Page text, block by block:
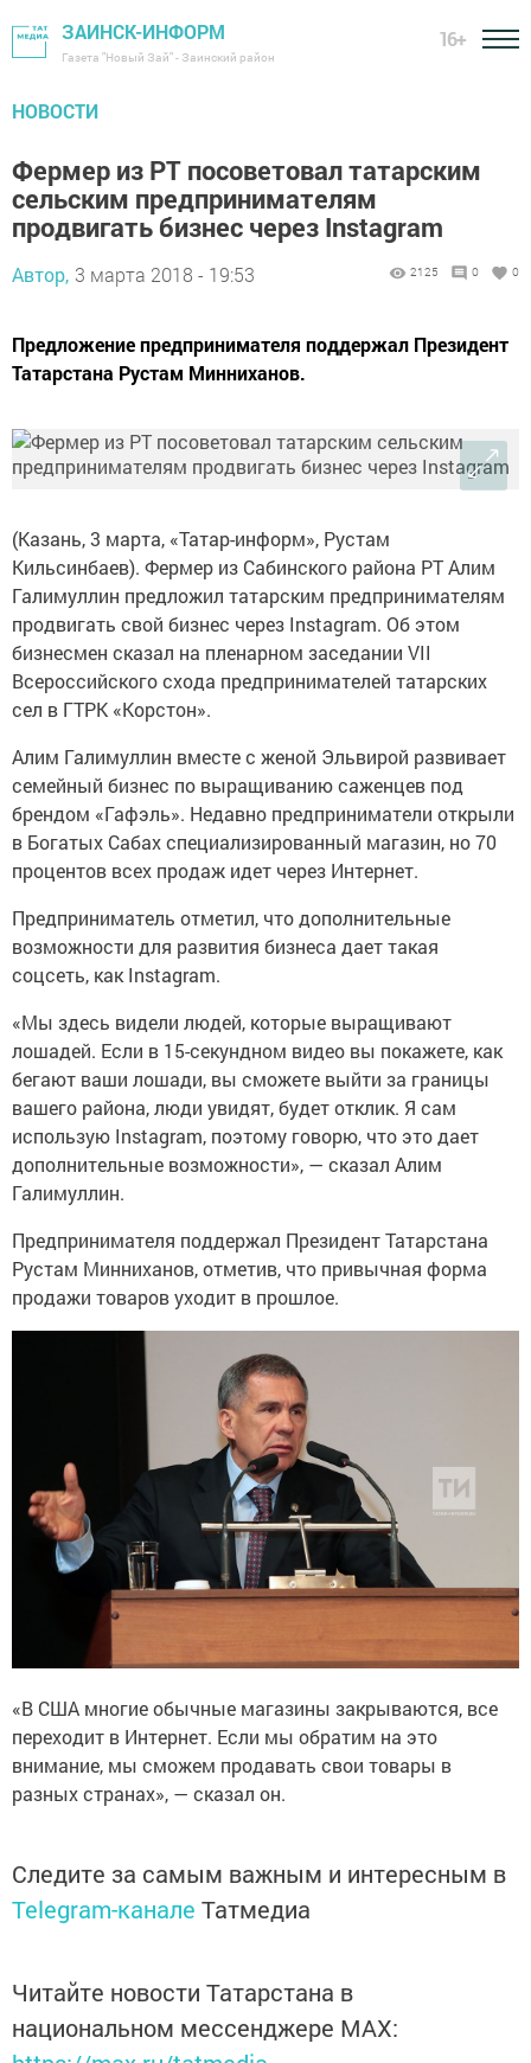
ЗАИНСК-ИНФОРМ
Газета "Новый Зай" - Заинский район
16+
НОВОСТИ
Фермер из РТ посоветовал татарским
сельским предпринимателям
продвигать бизнес через Instagram
Автор, 3 марта 2018 - 19:53 2125 0 0
Предложение предпринимателя поддержал Президент
Татарстана Рустам Минниханов.
(Казань, 3 марта, «Татар-информ», Рустам
Кильсинбаев). Фермер из Сабинского района РТ Алим
Галимуллин предложил татарским предпринимателям
продвигать свой бизнес через Instagram. Об этом
бизнесмен сказал на пленарном заседании VII
Всероссийского схода предпринимателей татарских
сел в ГТРК «Корстон».
Алим Галимуллин вместе с женой Эльвирой развивает
семейный бизнес по выращиванию саженцев под
брендом «Гафэль». Недавно предприниматели открыли
в Богатых Сабах специализированный магазин, но 70
процентов всех продаж идет через Интернет.
Предприниматель отметил, что дополнительные
возможности для развития бизнеса дает такая
соцсеть, как Instagram.
«Мы здесь видели людей, которые выращивают
лошадей. Если в 15-секундном видео вы покажете, как
бегают ваши лошади, вы сможете выйти за границы
вашего района, люди увидят, будет отклик. Я сам
использую Instagram, поэтому говорю, что это дает
дополнительные возможности», — сказал Алим
Галимуллин.
Предпринимателя поддержал Президент Татарстана
Рустам Минниханов, отметив, что привычная форма
продажи товаров уходит в прошлое.
«В США многие обычные магазины закрываются, все
переходит в Интернет. Если мы обратим на это
внимание, мы сможем продавать свои товары в
разных странах», — сказал он.
Следите за самым важным и интересным в
Telegram-канале Татмедиа
Читайте новости Татарстана в
национальном мессенджере MАХ: